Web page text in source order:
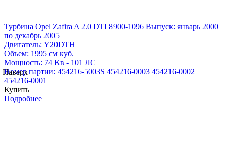
Турбина Opel Zafira A 2.0 DTI 8900-1096 Выпуск: январь 2000
по декабрь 2005
Двигатель: Y20DTH
Объем: 1995 см куб.
Мощность: 74 Кв - 101 ЛС
Номер партии: 454216-5003S 454216-0003 454216-0002
454216-0001
Купить
Подробнее
Наверх